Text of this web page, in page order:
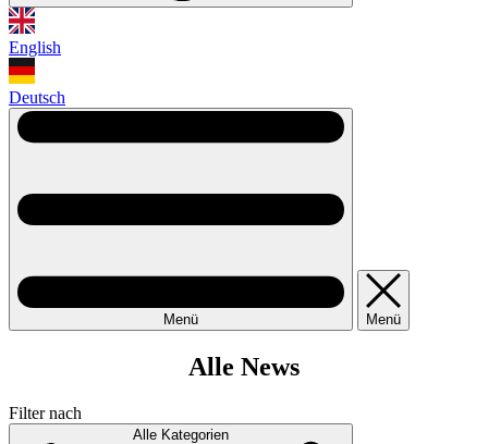
English
Deutsch
Menü Menü
Alle News
Filter nach
Alle Kategorien